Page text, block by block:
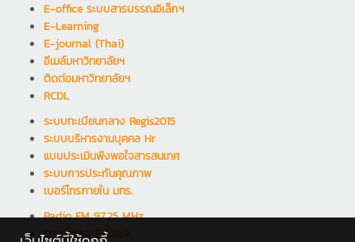
E-office ระบบสารบรรณอิเล็กฯ
E-Learning
E-journal (Thai)
อีเมล์มหาวิทยาลัยฯ
ติดต่อมหาวิทยาลัยฯ
RCDL
ระบบทะเบียนกลาง Regis2015
ระบบบริหารงานบุคคล Hr
แบบประเมินพึงพอใจสารสนเทศ
ระบบการประกันคุณภาพ
เบอร์โทรภายใน มทร.
Radio FM 97.25 MHz
ดาวน์โหลด E-book